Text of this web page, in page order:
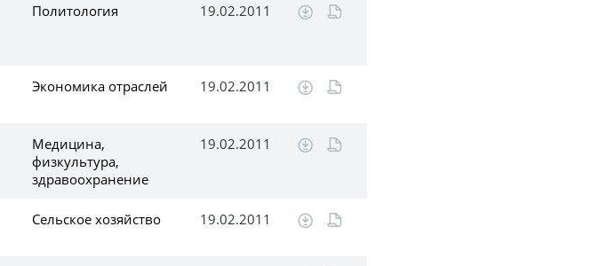
Политология 19.02.2011
Экономика отраслей 19.02.2011
Медицина,
физкультура,
здравоохранение
19.02.2011
Сельское хозяйство 19.02.2011